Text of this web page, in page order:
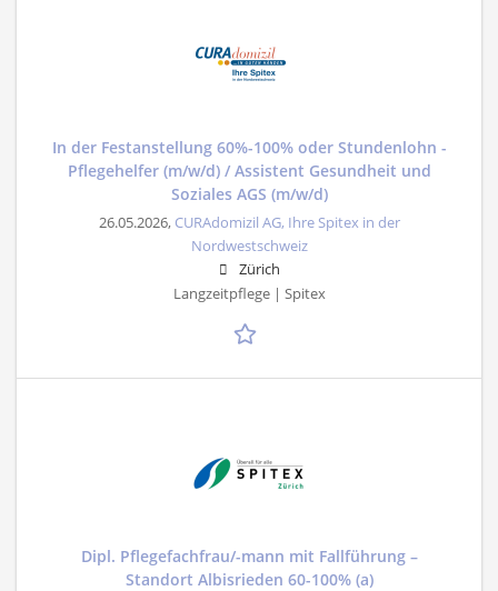
In der Festanstellung 60%-100% oder Stundenlohn -
Pflegehelfer (m/w/d) / Assistent Gesundheit und
Soziales AGS (m/w/d)
26.05.2026, CURAdomizil AG, Ihre Spitex in der
Nordwestschweiz
Zürich
Langzeitpflege | Spitex
Dipl. Pflegefachfrau/-mann mit Fallführung –
Standort Albisrieden 60-100% (a)